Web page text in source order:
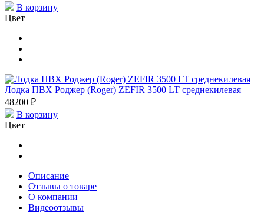
В корзину
Цвет
Лодка ПВХ Роджер (Roger) ZEFIR 3500 LT среднекилевая
48200 ₽
В корзину
Цвет
Описание
Отзывы о товаре
О компании
Видеоотзывы